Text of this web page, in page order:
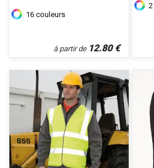
16 couleurs
à partir de 12.80€
2